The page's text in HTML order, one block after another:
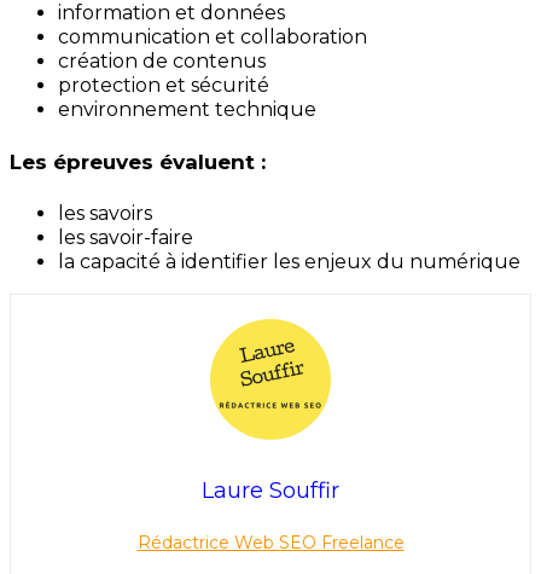
information et données
communication et collaboration
création de contenus
protection et sécurité
environnement technique
Les épreuves évaluent :
les savoirs
les savoir-faire
la capacité à identifier les enjeux du numérique
Laure Souffir
Rédactrice Web SEO Freelance